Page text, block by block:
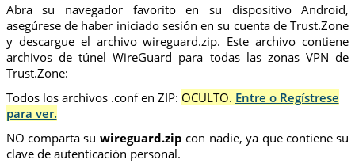
Abra su navegador favorito en su dispositivo Android,
asegúrese de haber iniciado sesión en su cuenta de Trust.Zone
y descargue el archivo wireguard.zip. Este archivo contiene
archivos de túnel WireGuard para todas las zonas VPN de
Trust.Zone:
Todos los archivos .conf en ZIP: OCULTO. Entre o Regístrese
para ver.
NO comparta su wireguard.zip con nadie, ya que contiene su
clave de autenticación personal.